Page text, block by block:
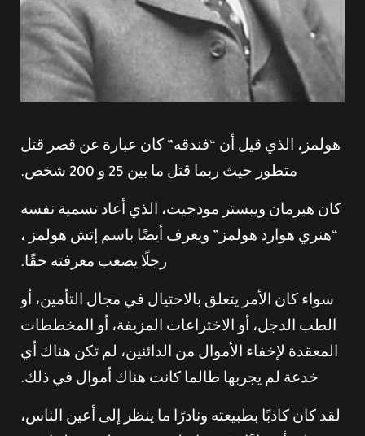
هولمز، الذي قيل أن “فندقه” كان عبارة عن قصر قتل
متطور حيث ربما قتل ما بين 25 و 200 شخص.
كان هيرمان ويبستر مودجيت، الذي أعاد تسمية نفسه
“هنري هوارد هولمز” ويعرف أيضًا باسم إتش هولمز ،
رجلًا يصعب معرفته حقًا.
سواء كان الأمر يتعلق بالاحتيال في مجال التأمين، أو
الطب الدجل، أو الاختراعات المزيفة، أو المخططات
المعقدة لإخفاء الأموال من الدائنين، لم تكن هناك أي
خدعة لم يجربها طالما كانت هناك أموال في ذلك.
لقد كان كاذبًا بطبيعته ونادرًا ما ينظر إلى أعين الناس،